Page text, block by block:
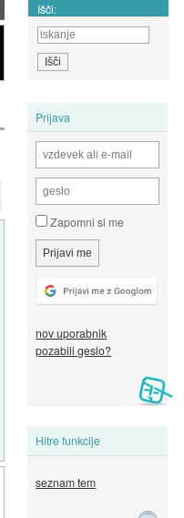
Išči:
Prijava
Zapomni si me
nov uporabnik
pozabili geslo?
Hitre funkcije
seznam tem